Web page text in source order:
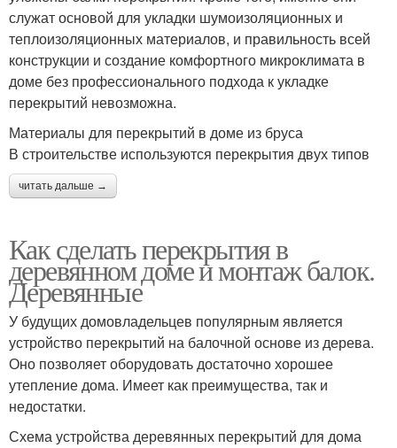
служат основой для укладки шумоизоляционных и
теплоизоляционных материалов, и правильность всей
конструкции и создание комфортного микроклимата в
доме без профессионального подхода к укладке
перекрытий невозможна.
Материалы для перекрытий в доме из бруса
В строительстве используются перекрытия двух типов
читать дальше →
Как сделать перекрытия в
деревянном доме и монтаж балок.
Деревянные
У будущих домовладельцев популярным является
устройство перекрытий на балочной основе из дерева.
Оно позволяет оборудовать достаточно хорошее
утепление дома. Имеет как преимущества, так и
недостатки.
Схема устройства деревянных перекрытий для дома